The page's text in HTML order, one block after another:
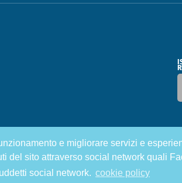
e migliorare servizi e
sito attraverso social network quali
social network. cookie policy